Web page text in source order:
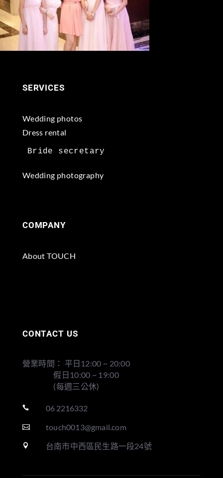
SERVICES
Wedding photos
Dress rental
Wedding photography
COMPANY
About TOUCH
CONTACT US
營業時間： 平日12:00 ~ 20:00
假日10:00 ~ 19:00
(每週三公休)
 06 2216332
 touch0013@gmail.com
 台南市中西區民生路一段24號